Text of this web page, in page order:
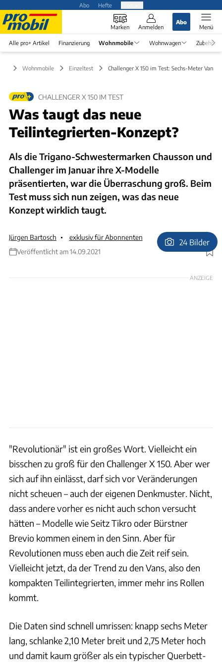
Abo Hefte
Marken Anmelden
Abo
Menü
Alle pro+ Artikel Finanzierung Wohnmobile Wohnwagen Zubehör
Wohnmobile Einzeltest Challenger X 150 im Test: Sechs-Meter Van
CHALLENGER X 150 IM TEST
Was taugt das neue
Teilintegrierten-Konzept?
Als die Trigano-Schwestermarken Chausson und
Challenger im Januar ihre X-Modelle
präsentierten, war die Überraschung groß. Beim
Test muss sich nun zeigen, was das neue
Konzept wirklich taugt.
Jürgen Bartosch
exklusiv für Abonnenten
Veröffentlicht am 14.09.2021
Foto: Ingolf Pompe
24 Bilder
ANZEIGE
"Revolutionär" ist ein großes Wort. Vielleicht ein
bisschen zu groß für den Challenger X 150. Aber wer
sich auf ihn einlässt, darf sich vor Veränderungen
nicht scheuen – auch der eigenen Denkmuster. Nicht,
dass andere vorher es nicht auch schon versucht
hätten – Modelle wie Seitz Tikro oder Bürstner
Brevio kommen einem in den Sinn. Aber für
Revolutionen muss eben auch die Zeit reif sein.
Vielleicht jetzt, da der Trend zu den Vans, also den
kompakten Teilintegrierten, immer mehr ins Rollen
kommt.
Die Daten sind schnell umrissen: knapp sechs Meter
lang, schlanke 2,10 Meter breit und 2,75 Meter hoch
und damit kaum größer als ein typischer Querbett-